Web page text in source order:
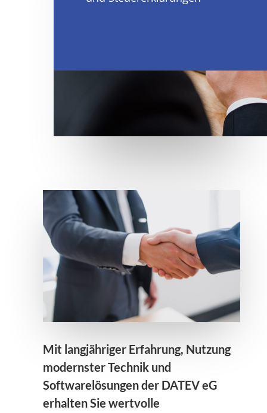
Mit langjähriger Erfahrung, Nutzung
modernster Technik und
Softwarelösungen der DATEV eG
erhalten Sie wertvolle